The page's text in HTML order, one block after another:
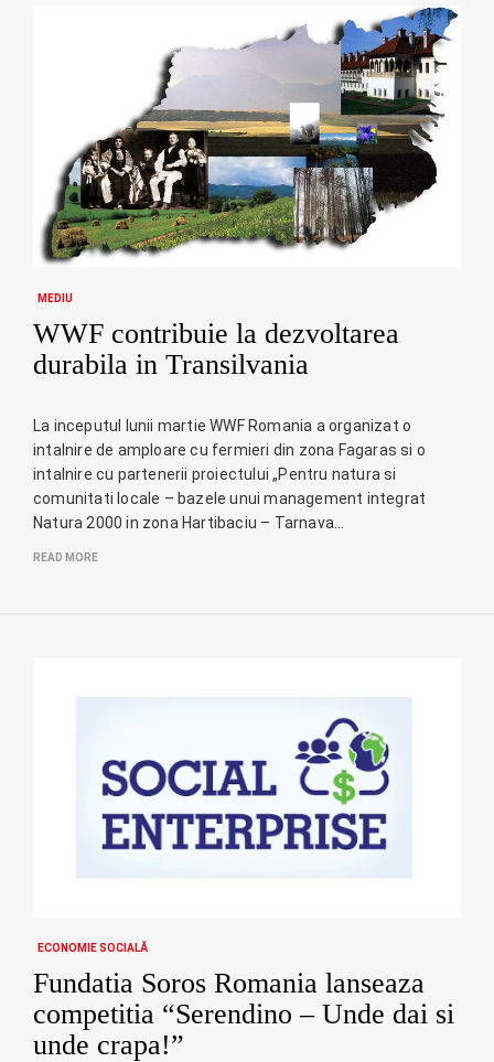
MEDIU
WWF contribuie la dezvoltarea
durabila in Transilvania
La inceputul lunii martie WWF Romania a organizat o
intalnire de amploare cu fermieri din zona Fagaras si o
intalnire cu partenerii proiectului „Pentru natura si
comunitati locale – bazele unui management integrat
Natura 2000 in zona Hartibaciu – Tarnava…
READ MORE
ECONOMIE SOCIALĂ
Fundatia Soros Romania lanseaza
competitia “Serendino – Unde dai si
unde crapa!”